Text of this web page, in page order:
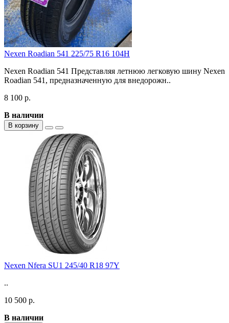
Nexen Roadian 541 225/75 R16 104H
Nexen Roadian 541 Представляя летнюю легковую шину Nexen
Roadian 541, предназначенную для внедорожн..
8 100 р.
В наличии
В корзину
Nexen Nfera SU1 245/40 R18 97Y
..
10 500 р.
В наличии